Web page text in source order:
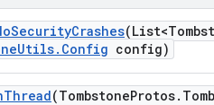
SecurityCrashes
Utils. Config config)
Thread(TombstoneProtos.